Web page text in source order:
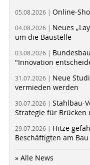
05.08.2026 | Online-
04.08.2026 | Neues
um die Baustelle
03.08.2026 |
"Innovation
31.07.2026 | Neue
vermieden werden
30.07.2026 | Stahlbau-
Strategie für Brücken
29.07.2026 | Hitze
Beschäftigten am Bau
» Alle News